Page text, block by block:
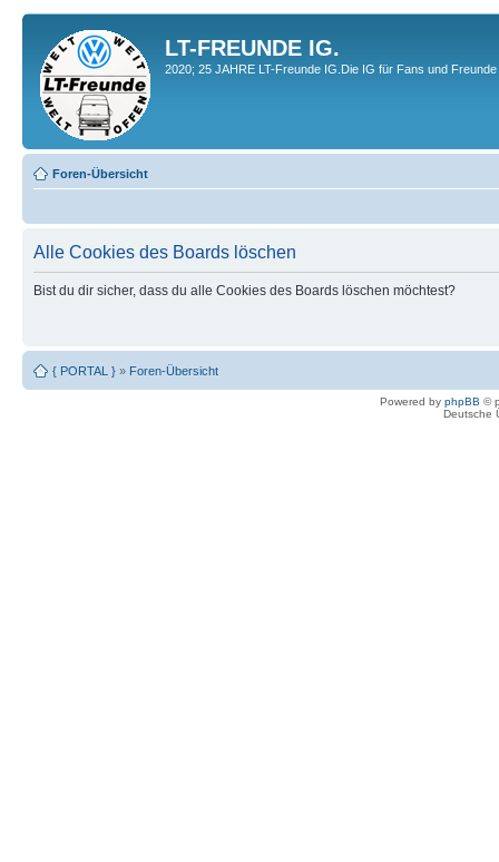
LT-FREUNDE IG.
2020; 25 JAHRE LT-Freunde IG.Die IG für Fans und
Foren-Übersicht
Alle Cookies des Boards löschen
Bist du dir sicher, dass du alle Cookies des Boards löschen möchtest?
{ PORTAL } » Foren-Übersicht
Powered by phpBB ©
Deutsche